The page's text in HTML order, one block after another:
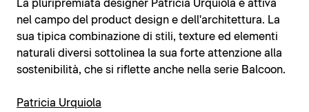
La pluripremiata designer Patricia Urquiola è attiva
nel campo del product design e dell'architettura. La
sua tipica combinazione di stili, texture ed elementi
naturali diversi sottolinea la sua forte attenzione alla
sostenibilità, che si riflette anche nella serie Balcoon.
Patricia Urquiola